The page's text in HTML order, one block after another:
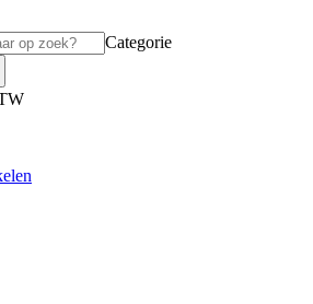
Categorie